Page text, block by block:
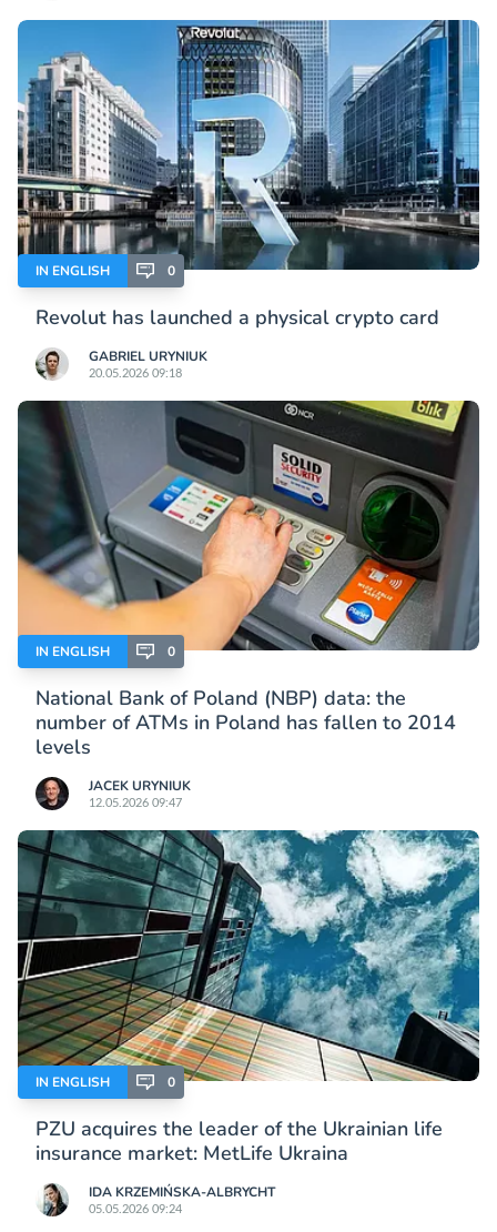
IN ENGLISH 0
Revolut has launched a physical crypto card
GABRIEL URYNIUK
20.05.2026 09:18
IN ENGLISH 0
National Bank of Poland (NBP) data: the
number of ATMs in Poland has fallen to 2014
levels
JACEK URYNIUK
12.05.2026 09:47
IN ENGLISH 0
PZU acquires the leader of the Ukrainian life
insurance market: MetLife Ukraina
IDA KRZEMIŃSKA-ALBRYCHT
05.05.2026 09:24